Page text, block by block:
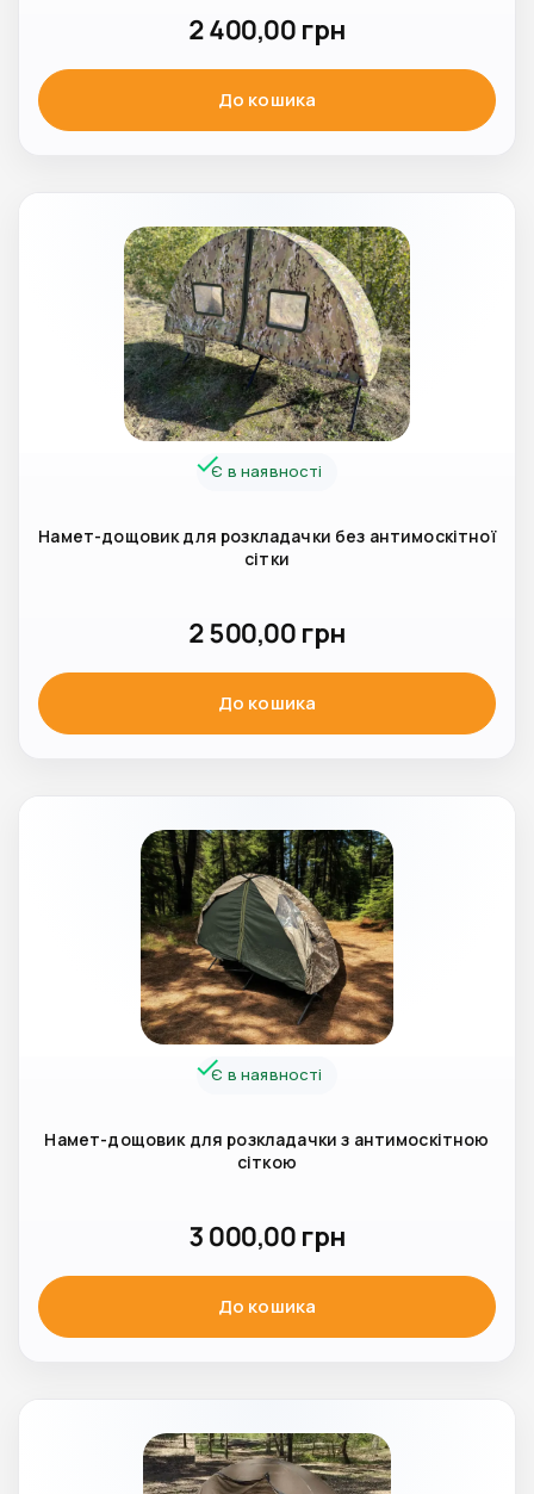
2 400,00 грн
До кошика
Є в наявності
Намет-дощовик для розкладачки без антимоскітної
сітки
2 500,00 грн
До кошика
Є в наявності
Намет-дощовик для розкладачки з антимоскітною
сіткою
3 000,00 грн
До кошика